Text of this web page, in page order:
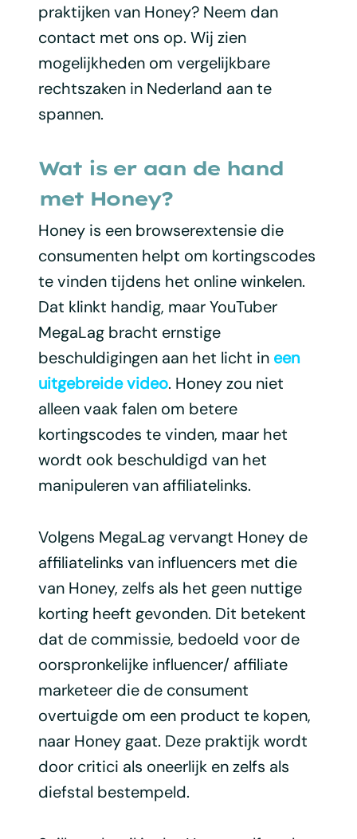
praktijken van Honey? Neem dan
contact met ons op. Wij zien
mogelijkheden om vergelijkbare
rechtszaken in Nederland aan te
spannen.
Wat is er aan de hand
met Honey?
Honey is een browserextensie die
consumenten helpt om kortingscodes
te vinden tijdens het online winkelen.
Dat klinkt handig, maar YouTuber
MegaLag bracht ernstige
beschuldigingen aan het licht in een
uitgebreide video. Honey zou niet
alleen vaak falen om betere
kortingscodes te vinden, maar het
wordt ook beschuldigd van het
manipuleren van affiliatelinks.
Volgens MegaLag vervangt Honey de
affiliatelinks van influencers met die
van Honey, zelfs als het geen nuttige
korting heeft gevonden. Dit betekent
dat de commissie, bedoeld voor de
oorspronkelijke influencer/ affiliate
marketeer die de consument
overtuigde om een product te kopen,
naar Honey gaat. Deze praktijk wordt
door critici als oneerlijk en zelfs als
diefstal bestempeld.